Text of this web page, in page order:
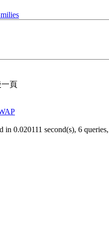
一頁
in 0.020111 second(s), 6